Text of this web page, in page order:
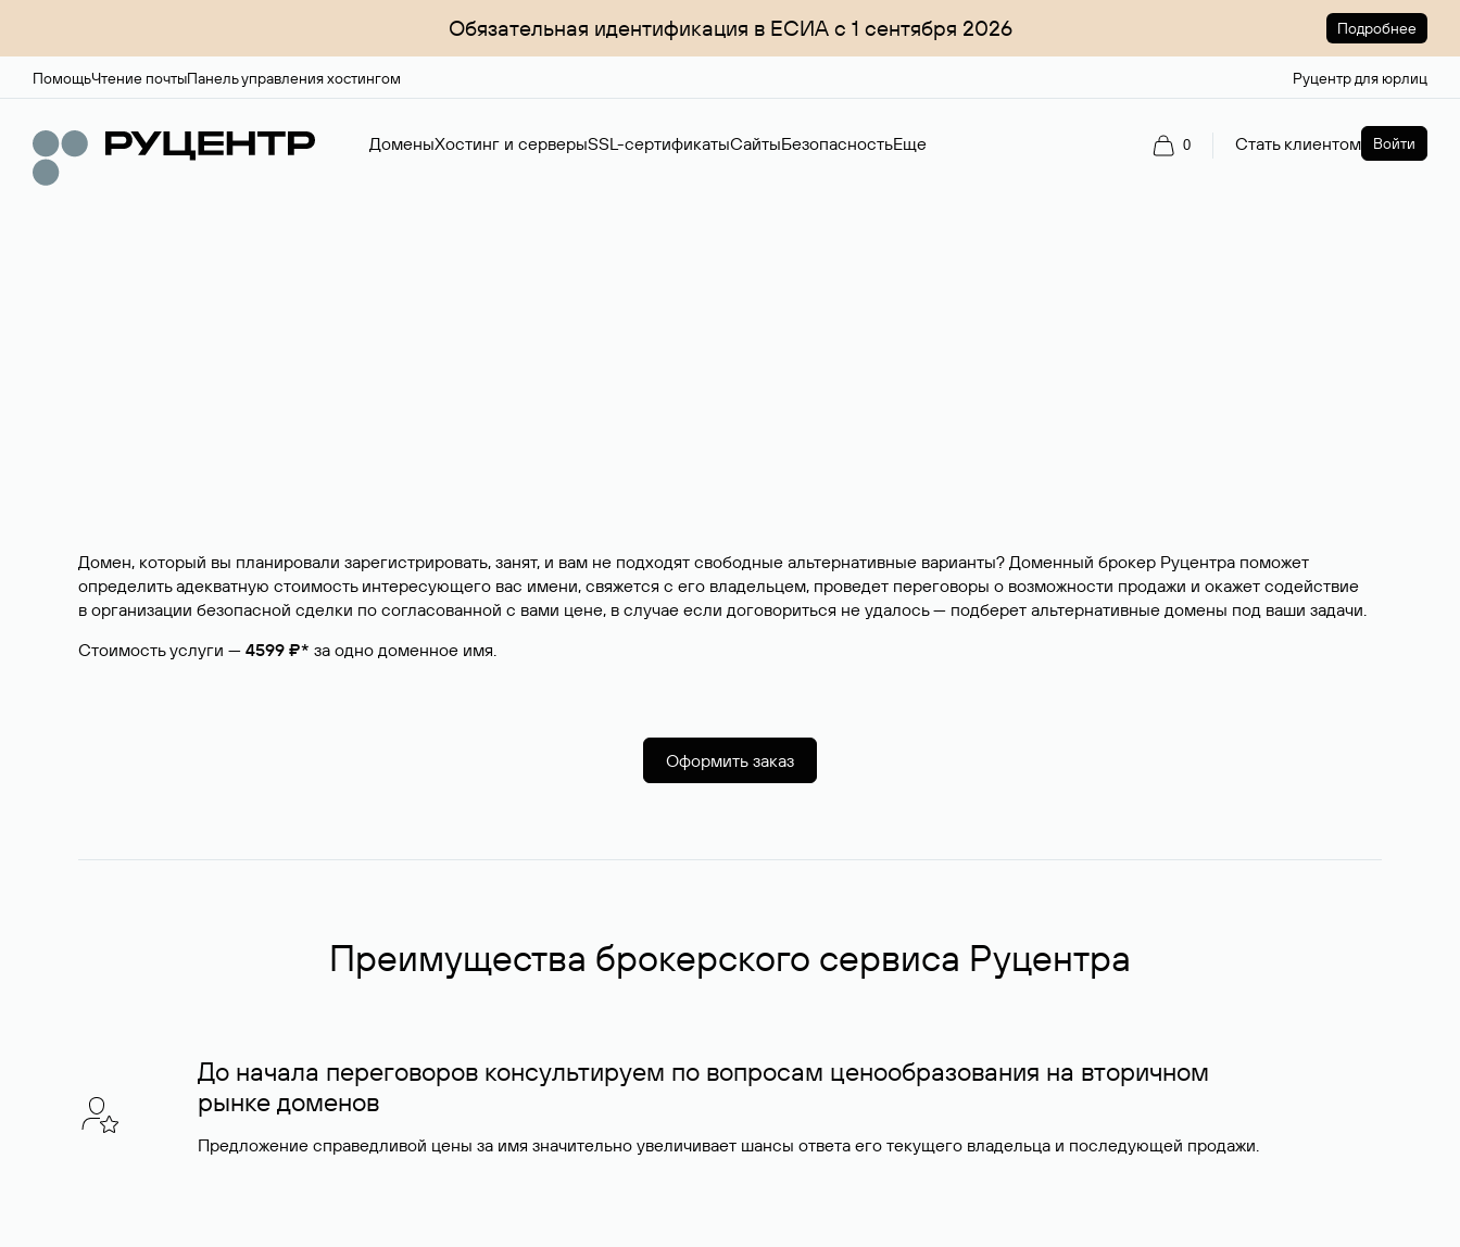
Обязательная идентификация в ЕСИА с 1 сентября 2026 Подробнее
ПомощьЧтение почтыПанель управления хостингом Руцентр для юрлиц
ДоменыХостинг и серверыSSL-сертификатыСайтыБезопасностьЕще 0 Стать клиентом Войти
Домен, который вы планировали зарегистрировать, занят, и вам не подходят свободные альтернативные варианты? Доменный брокер Руцентра поможет
определить адекватную стоимость интересующего вас имени, свяжется с его владельцем, проведет переговоры о возможности продажи и окажет содействие
в организации безопасной сделки по согласованной с вами цене, в случае если договориться не удалось — подберет альтернативные домены под ваши задачи.
Стоимость услуги — 4599 ₽* за одно доменное имя.
Оформить заказ
Преимущества брокерского сервиса Руцентра
До начала переговоров консультируем по вопросам ценообразования на вторичном
рынке доменов
Предложение справедливой цены за имя значительно увеличивает шансы ответа его текущего владельца и последующей продажи.